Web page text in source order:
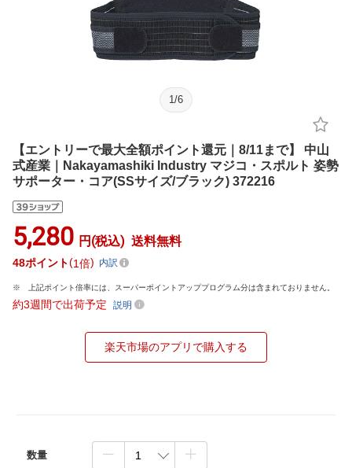
1 /6
【エントリーで最大全額ポイント還元｜8/11まで】 中山
式産業｜Nakayamashiki Industry マジコ・スポルト 姿勢
サポーター・コア(SSサイズ/ブラック) 372216
5,280 円(税込) 送料無料
48ポイント 1倍 内訳
上記ポイント倍率には、スーパーポイントアッププログラム分は含まれておりません。
約3週間で出荷予定 説明
楽天市場のアプリで購入する
数量